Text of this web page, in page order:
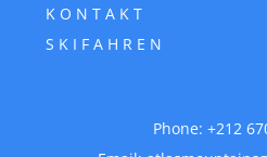
KONTAKT
SKIFAHREN
Phone: +212